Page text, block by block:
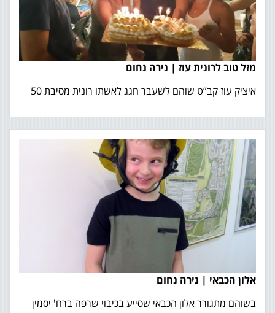
מזל טוב לרונית עוז | נירה נחום
איציק עוז קב”ט שוהם לשעבר חגג לאשתו רונית מסיבת 50
אלון הכבאי | נירה נחום
בשוהם מתגורר אלון הכבאי שסייע בכיבוי שרפה ברח' יסמין